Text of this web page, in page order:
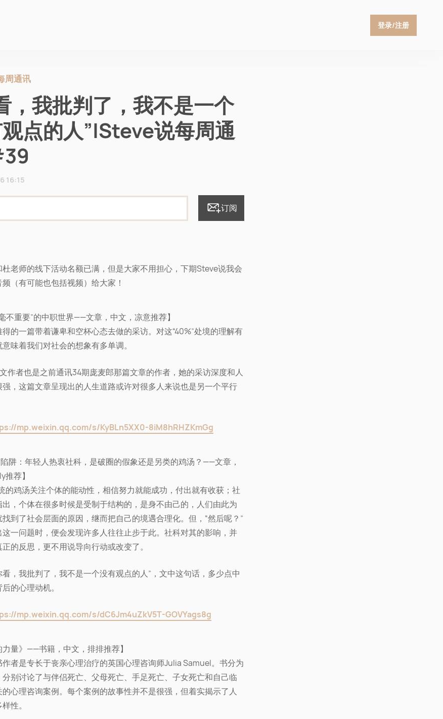
登录/注册
周通讯
，我批判了，我不是一个
点的人”|Steve说每周通
16:15
订阅
老师的线下活动名额已满，但是大家不用担心，下期Steve说我会
（有可能也包括视频）给大家！
毫不重要”的中职世界——文章，中文，凉意推荐】
的一篇带着谦卑和空杯心态去做的采访。对这“40%”处境的理解有
味着我们对社会的想象有多单调。
作者也是之前通讯34期庞麦郎那篇文章的作者，她的采访深度和人
，这篇文章呈现出的人生道路或许对很多人来说也是另一个平行
mp.weixin.qq.com/s/KyBLn5XX0-8iM8hRHZKmGg
”陷阱：年轻人热衷社科，是破圈的假象还是另类的鸡汤？——文章，
推荐】
的鸡汤关注个体的能动性，相信努力就能成功，付出就有收获；社
，个体在很多时候是受制于结构的，是身不由己的，人们由此为
找到了社会层面的原因，继而把自己的境遇合理化。但，“然后呢？”
这一问题时，便会发现许多人往往止步于此。社科对其的影响，并
的反思，更不用说导向行动或改变了。
看，我批判了，我不是一个没有观点的人”，文中这句话，多少点中
的心理动机。
mp.weixin.qq.com/s/dC6Jm4uZkV5T-GOVYags8g
力量》——书籍，中文，排排推荐】
者是专长于丧亲心理治疗的英国心理咨询师Julia Samuel。书分为
分别讨论了与伴侣死亡、父母死亡、手足死亡、子女死亡和自己临
心理咨询案例。每个案例的故事性并不是很强，但着实揭示了人
性。